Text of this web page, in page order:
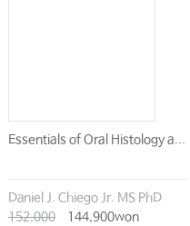
Essentials of Oral Histology a...
Daniel J. Chiego Jr. MS PhD
152,000
144,900won